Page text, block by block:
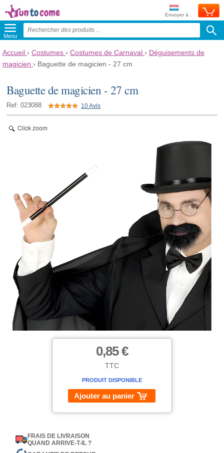
Envoyer à :
Menu
Accueil › Costumes › Costumes de Carnaval › Déguisements de
magicien › Baguette de magicien - 27 cm
Baguette de magicien - 27 cm
Ref: 023088 10 Avis
Click zoom
0,85 €
TTC
PRODUIT DISPONIBLE
Ajouter au panier
FRAIS DE LIVRAISON
QUAND ARRIVE-T-IL ?